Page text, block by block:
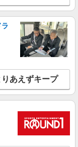
支給（規定あり）
務＋残業20h）
給1875円 ※交通費全
】26.6万円（15日勤
りあえずキープ